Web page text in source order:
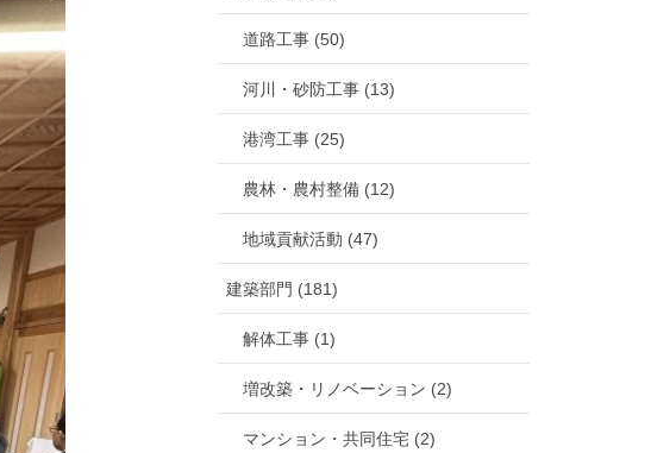
道路工事 (50)
河川・砂防工事 (13)
港湾工事 (25)
農林・農村整備 (12)
地域貢献活動 (47)
建築部門 (181)
解体工事 (1)
増改築・リノベーション (2)
マンション・共同住宅 (2)